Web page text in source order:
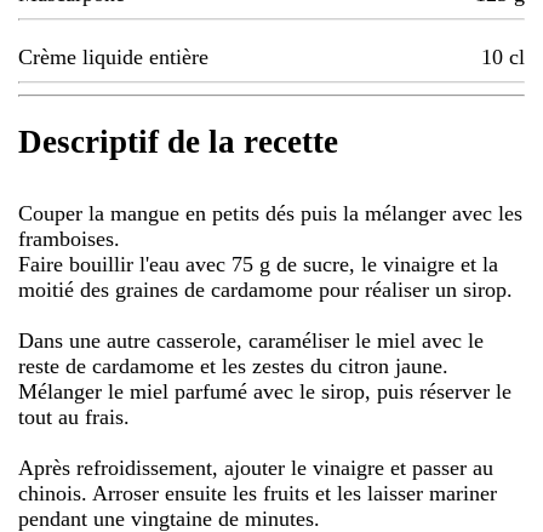
Crème liquide entière 10 cl
Descriptif de la recette
Couper la mangue en petits dés puis la mélanger avec les
framboises.
Faire bouillir l'eau avec 75 g de sucre, le vinaigre et la
moitié des graines de cardamome pour réaliser un sirop.
Dans une autre casserole, caraméliser le miel avec le
reste de cardamome et les zestes du citron jaune.
Mélanger le miel parfumé avec le sirop, puis réserver le
tout au frais.
Après refroidissement, ajouter le vinaigre et passer au
chinois. Arroser ensuite les fruits et les laisser mariner
pendant une vingtaine de minutes.